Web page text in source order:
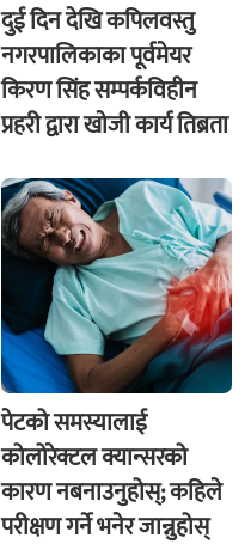
दुई दिन देखि कपिलवस्तु
नगरपालिकाका पूर्वमेयर
किरण सिंह सम्पर्कविहीन
प्रहरी द्वारा खाेजी कार्य तिब्रता
पेटको समस्यालाई
कोलोरेक्टल क्यान्सरको
कारण नबनाउनुहोस्; कहिले
परीक्षण गर्ने भनेर जान्नुहोस्